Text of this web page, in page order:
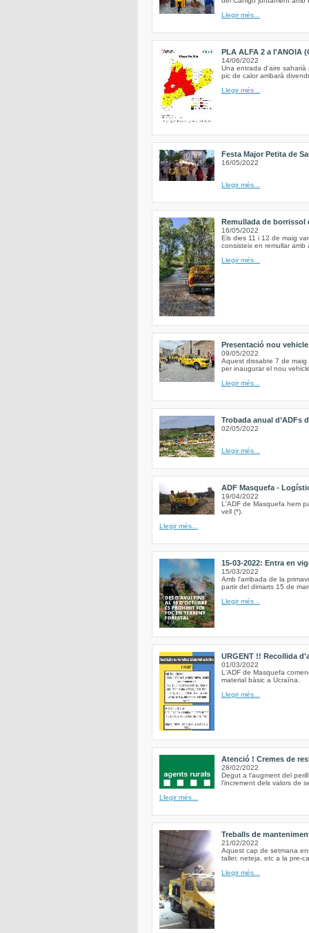
Llegir més...
PLA ALFA 2 a l'ANOIA
14/06/2022
Una entrada d'aire
pic de calor arribarà
Llegir més...
Festa Major Petita de
16/05/2022
Llegir més...
Remullada de borrissol
16/05/2022
Els dies 11 i 12 de maig
consisteix en remullar
Llegir més...
Presentació nou
09/05/2022
Aquest dissabte 7 de
per inaugurar el nou
Llegir més...
Trobada anual d’ADFs
02/05/2022
Llegir més...
ADF Masquefa -
19/04/2022
L'ADF de Masquefa hem
vell (*).
Llegir més...
15-03-2022: Entra en
15/03/2022
Amb l'arribada de la
partir del dimarts 15 de
Llegir més...
URGENT !! Recollida
01/03/2022
L'ADF de Masquefa
material bàsic a Ucraïna.
Llegir més...
Atenció ! Cremes de
28/02/2022
Degut a l’augment del
l’increment dels valors de
Llegir més...
Treballs de
21/02/2022
Aquest cap de setmana
taller, neteja, etc a la pre-
Llegir més...